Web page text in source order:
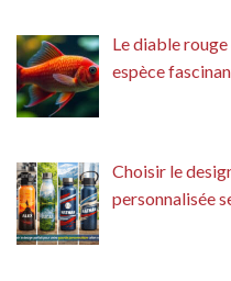
Le diable
espèce
Choisir le
personnalisée